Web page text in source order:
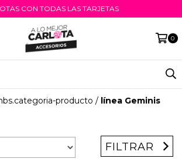
CON TODAS LAS TARJETAS
0
producto / línea Geminis
FILTRAR